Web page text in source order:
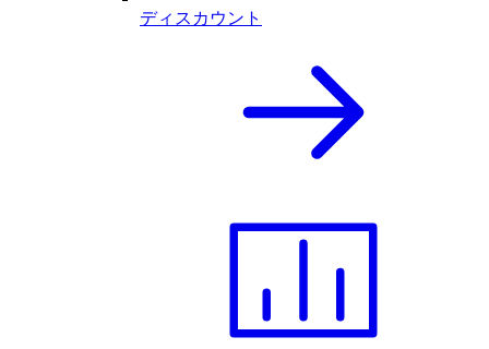
ディスカウント